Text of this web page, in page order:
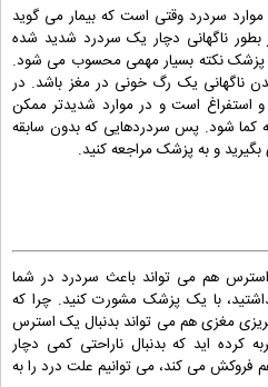
سردرد وقتی است که بیمار می گوید
بطور ناگهانی دچار یک سردرد شدید شده
پزشک نکته بسیار مهمی محسوب می شود.
ناگهانی یک رگ خونی در مغز باشد. در
و استفراغ است و در موارد شدیدتر ممکن
کما شود. پس سردردهایی که بدون سابقه
و به پزشک مراجعه کنید.
استرس هم می تواند باعث سردرد در شما
با یک پزشک مشورت کنید. چرا که
مغزی هم می تواند بدنبال یک استرس
کرده اید که بدنبال ناراحتی کمی دچار
فروکش می کند، می توانیم علت درد را به